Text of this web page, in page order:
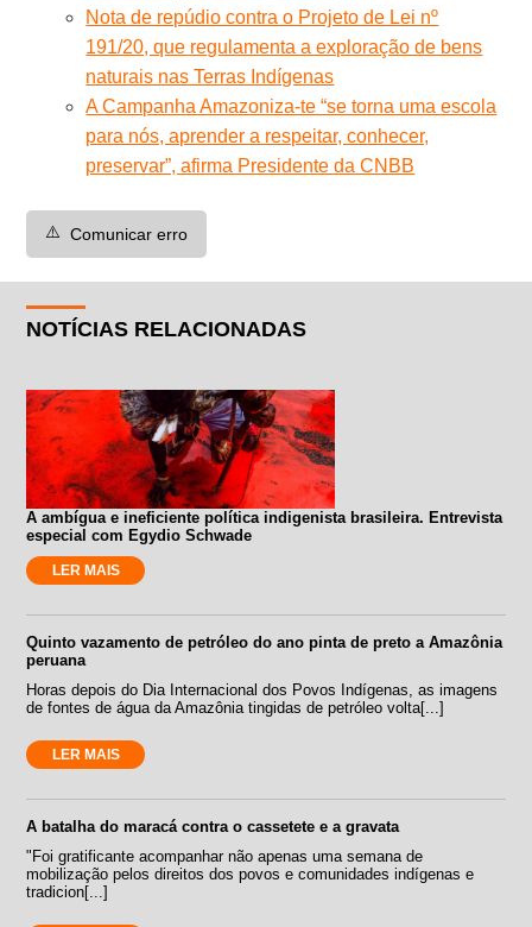
Nota de repúdio contra o Projeto de Lei nº
191/20, que regulamenta a exploração de bens
naturais nas Terras Indígenas
A Campanha Amazoniza-te “se torna uma escola
para nós, aprender a respeitar, conhecer,
preservar”, afirma Presidente da CNBB
⚠️ Comunicar erro
NOTÍCIAS RELACIONADAS
A ambígua e ineficiente política indigenista brasileira. Entrevista
especial com Egydio Schwade
LER MAIS
Quinto vazamento de petróleo do ano pinta de preto a Amazônia
peruana
Horas depois do Dia Internacional dos Povos Indígenas, as imagens
de fontes de água da Amazônia tingidas de petróleo volta[...]
LER MAIS
A batalha do maracá contra o cassetete e a gravata
"Foi gratificante acompanhar não apenas uma semana de
mobilização pelos direitos dos povos e comunidades indígenas e
tradicion[...]